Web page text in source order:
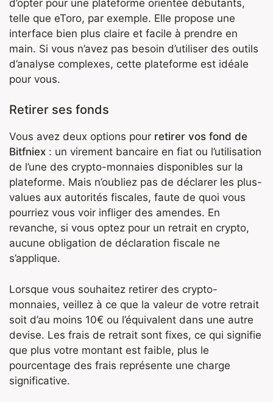
d’opter pour une plateforme orientée débutants,
telle que eToro, par exemple. Elle propose une
interface bien plus claire et facile à prendre en
main. Si vous n’avez pas besoin d’utiliser des outils
d’analyse complexes, cette plateforme est idéale
pour vous.
Retirer ses fonds
Vous avez deux options pour retirer vos fond de
Bitfniex : un virement bancaire en fiat ou l’utilisation
de l’une des crypto-monnaies disponibles sur la
plateforme. Mais n’oubliez pas de déclarer les plus-
values aux autorités fiscales, faute de quoi vous
pourriez vous voir infliger des amendes. En
revanche, si vous optez pour un retrait en crypto,
aucune obligation de déclaration fiscale ne
s’applique.
Lorsque vous souhaitez retirer des crypto-
monnaies, veillez à ce que la valeur de votre retrait
soit d’au moins 10€ ou l’équivalent dans une autre
devise. Les frais de retrait sont fixes, ce qui signifie
que plus votre montant est faible, plus le
pourcentage des frais représente une charge
significative.